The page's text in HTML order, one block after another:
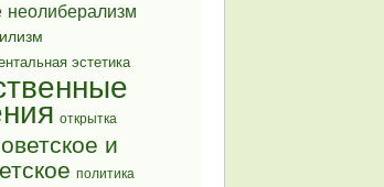
неолиберализм
эстетика
открытка
и
политика